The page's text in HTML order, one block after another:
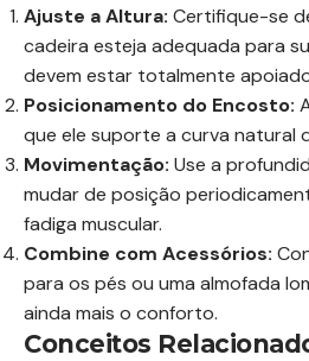
Ajuste a Altura: Certifique-se
cadeira esteja adequada para
devem estar totalmente
Posicionamento do Encosto:
que ele suporte a curva natural
Movimentação: Use a
mudar de posição
fadiga muscular.
Combine com Acessórios:
para os pés ou uma almofada
ainda mais o conforto.
Conceitos